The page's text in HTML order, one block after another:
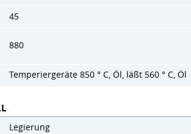
45
880
Temperiergeräte 850 ° C, Öl, läßt 560 ° C, Öl
Legierung